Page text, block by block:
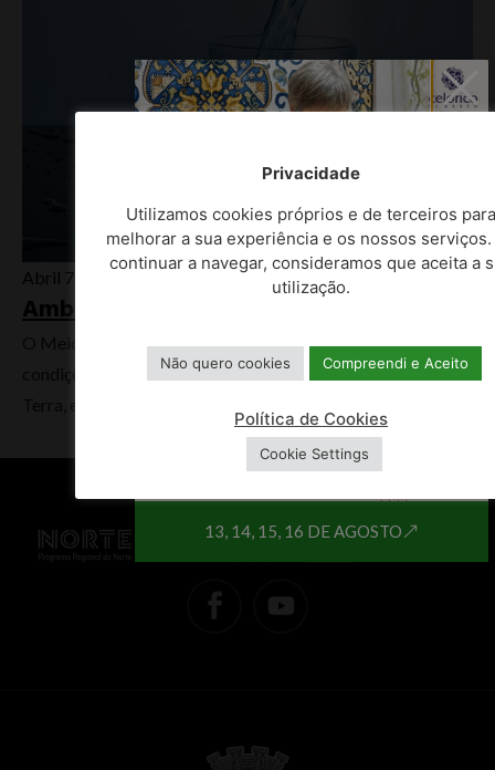
Abril 7, 2022
Ambiente e Recursos Naturais
O Meio Ambiente associa-se a todo o conjunto de
condições naturais que permitem a existência de vida na
Privacidade
Utilizamos cookies próprios e de terceiros para
melhorar a sua experiência e os nossos serviços.
continuar a navegar, consideramos que aceita a
utilização.
Não quero cookies Compreendi e Aceito
Política de Cookies
Cookie Settings
13, 14, 15, 16 DE AGOSTO